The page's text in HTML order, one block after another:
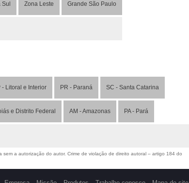
Zona Leste Grande São Paulo
- Litoral e Interior PR - Paraná SC - Santa Catarina
e Distrito Federal AM - Amazonas PA - Pará
a autorização do autor. Crime de violação de direito autoral – artigo 184 do